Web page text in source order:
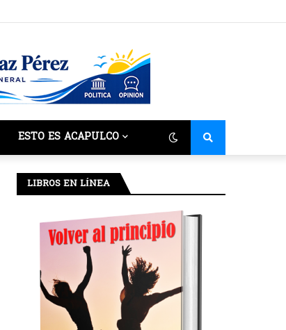
ESTO ES ACAPULCO
LIBROS EN LÍNEA